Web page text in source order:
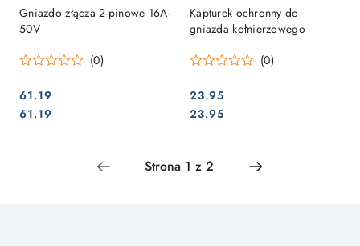
Gniazdo złącza 2-pinowe 16A-
50V
(0)
Cena:
61.19
Cena:
61.19
Kapturek ochronny do
gniazda kołnierzowego
(0)
Cena:
23.95
Cena:
23.95